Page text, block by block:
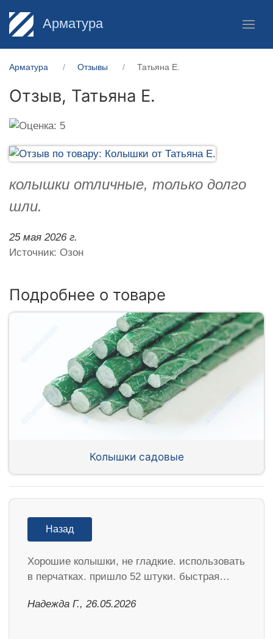
Арматура
Арматура Отзывы Татьяна Е.
Отзыв, Татьяна Е.
колышки отличные, только долго
шли.
25 мая 2026 г.
Источник: Озон
Подробнее о товаре
Колышки садовые
Назад
Хорошие колышки, не гладкие. использовать
в перчатках. пришло 52 штуки. быстрая…
Надежда Г., 26.05.2026